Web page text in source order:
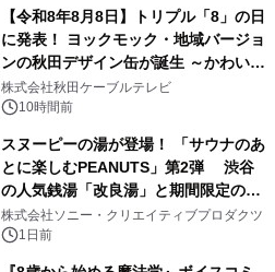
【令和8年8月8日】トリプル「8」の日
に発表！ ヨックモック・地域バージョ
ンの秋田デザイン缶が誕生 ～かわいい
秋田犬の子犬と秋田の四季と名所を巡
るパッケージ～ 9月1日(火)秋田県内で
株式会社秋田ケーブルテレビ
10時間前
スヌーピーの湯が登場！ 「サウナのあ
とに楽しむPEANUTS」第2弾 渋谷
の人気銭湯「改良湯」と期間限定のコ
ラボレーション サウナイキタイコラ
ボグッズも発売決定！
株式会社ソニー・クリエイティブプロダクツ
1日前